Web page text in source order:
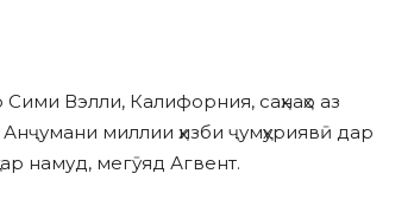
Вэлли, Калифорния, саҳнаҳо аз
миллии ҳизби ҷумҳуриявӣ дар
намуд, мегӯяд Агвент.